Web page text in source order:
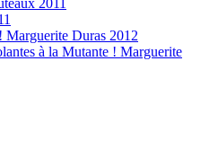
Marguerite Duras 2012
à la Mutante ! Marguerite